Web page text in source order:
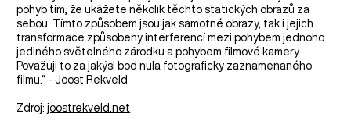
pohyb tím, že ukážete několik těchto statických obrazů za
sebou. Tímto způsobem jsou jak samotné obrazy, tak i jejich
transformace způsobeny interferencí mezi pohybem jednoho
jediného světelného zárodku a pohybem filmové kamery.
Považuji to za jakýsi bod nula fotograficky zaznamenaného
filmu.“ - Joost Rekveld
Zdroj:joostrekveld.net